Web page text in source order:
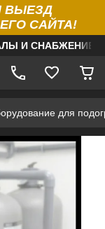
ВЫЕЗД
САЙТА!
И
для